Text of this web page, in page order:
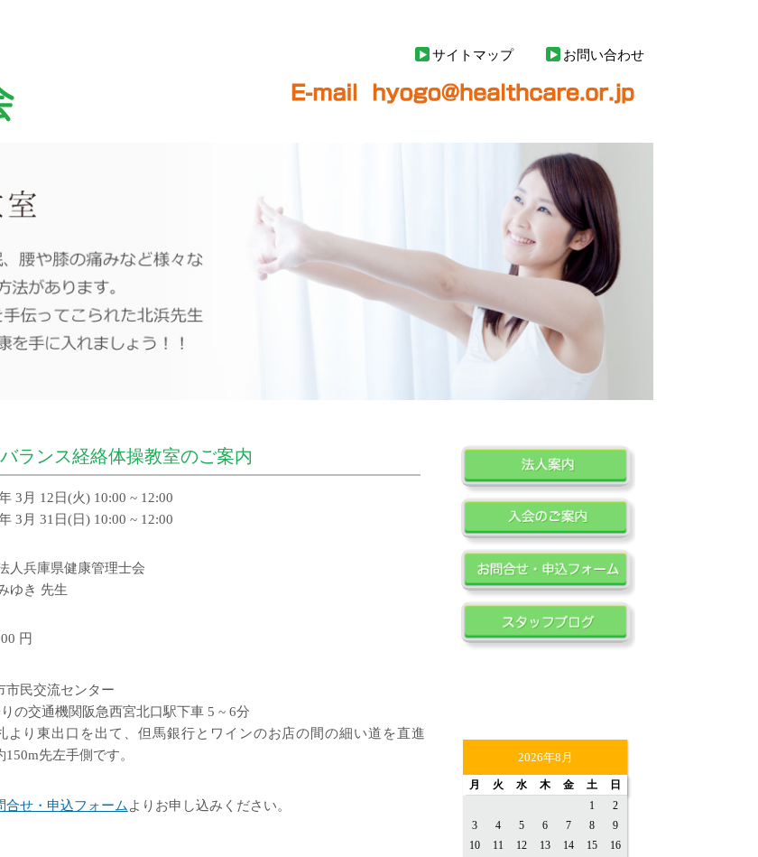
サイトマップ お問い合わせ
ランス経絡体操教室のご案内
3月 12日(火) 10:00 ~ 12:00
3月 31日(日) 10:00 ~ 12:00
人兵庫県健康管理士会
ゆき 先生
円
市民交流センター
の交通機関阪急西宮北口駅下車 5 ~ 6分
より東出口を出て、但馬銀行とワインのお店の間の細い道を直進
150m先左手側です。
合せ・申込フォーム よりお申し込みください。
2026年8月
月 火 水 木 金 土 日
1
2
3
4 5 6 7 8
9
10
11 12 13 14 15
16